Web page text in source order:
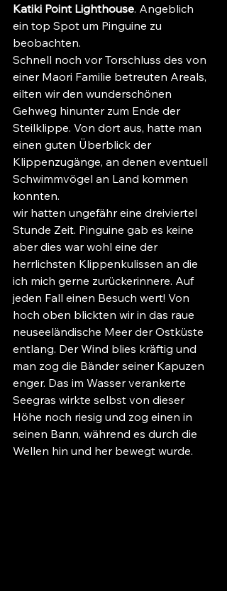
Katiki Point Lighthouse. Angeblich
ein top Spot um Pinguine zu
beobachten.
Schnell noch vor Torschluss des von
einer Maori Familie betreuten Areals,
eilten wir den wunderschönen
Gehweg hinunter zum Ende der
Steilklippe. Von dort aus, hatte man
einen guten Überblick der
Klippenzugänge, an denen eventuell
Schwimmvögel an Land kommen
konnten.
wir hatten ungefähr eine dreiviertel
Stunde Zeit. Pinguine gab es keine
aber dies war wohl eine der
herrlichsten Klippenkulissen an die
ich mich gerne zurückerinnere. Auf
jeden Fall einen Besuch wert! Von
hoch oben blickten wir in das raue
neuseeländische Meer der Ostküste
entlang. Der Wind blies kräftig und
man zog die Bänder seiner Kapuzen
enger. Das im Wasser verankerte
Seegras wirkte selbst von dieser
Höhe noch riesig und zog einen in
seinen Bann, während es durch die
Wellen hin und her bewegt wurde.